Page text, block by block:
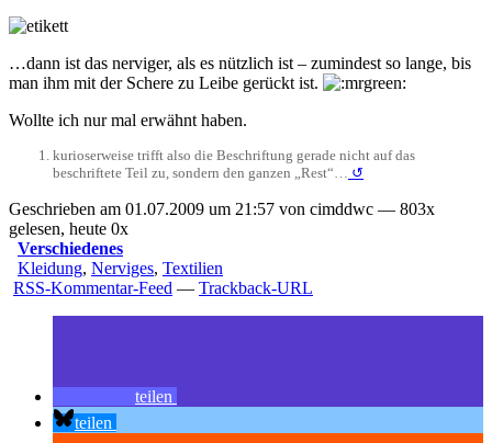
…dann ist das nerviger, als es nützlich ist – zumindest so lange, bis
man ihm mit der Schere zu Leibe gerückt ist.
Wollte ich nur mal erwähnt haben.
kurioserweise trifft also die Beschriftung gerade nicht auf das
beschriftete Teil zu, sondern den ganzen „Rest“… ↺
Geschrieben am 01.07.2009 um 21:57 von cimddwc — 803x
gelesen, heute 0x
Verschiedenes
Kleidung, Nerviges, Textilien
RSS-Kommentar-Feed — Trackback-URL
teilen
teilen